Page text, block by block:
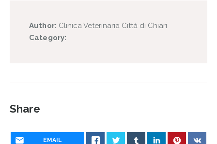
Author: Clinica Veterinaria Città di Chiari
Category:
Share
EMAIL